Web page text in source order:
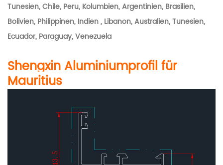
Tunesien, Chile, Peru, Kolumbien, Argentinien, Brasilien,
Bolivien, Philippinen, Indien , Libanon, Australien, Tunesien,
Ecuador, Paraguay, Venezuela
Shengxin Aluminiumprofil für
Mauritius